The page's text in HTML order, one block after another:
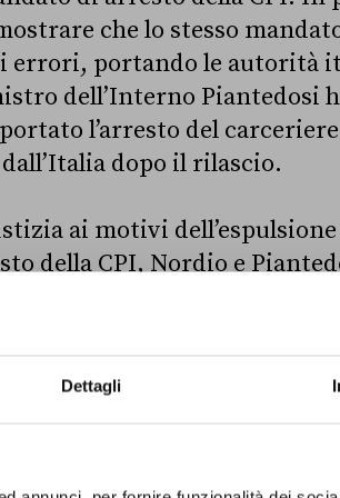
Dettagli
che lo stesso
errori, portando le autorità
dell’Interno Piantedosi
l’arresto del
dopo il rilascio.
ai motivi
della CPI, Nordio e
nelle loro
la versione data alcuni
quello che non torna delle